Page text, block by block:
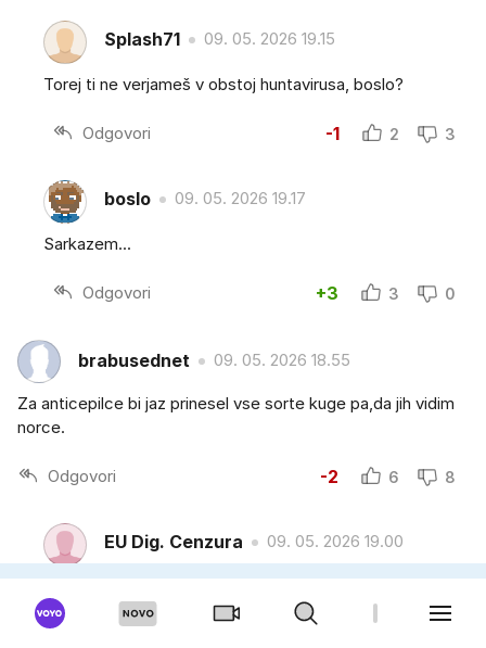
Splash71 09. 05. 2026 19.15
Torej ti ne verjameš v obstoj huntavirusa, boslo?
Odgovori -1 2 3
boslo 09. 05. 2026 19.17
Sarkazem...
Odgovori +3 3 0
brabusednet 09. 05. 2026 18.55
Za anticepilce bi jaz prinesel vse sorte kuge pa,da jih vidim
norce.
Odgovori -2 6 8
EU Dig. Cenzura 09. 05. 2026 19.00
delajo sedaj. najprej se izobrazi potem govori